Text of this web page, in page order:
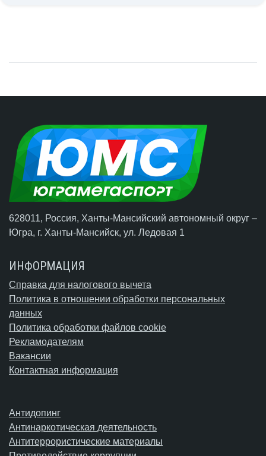
628011, Россия, Ханты-Мансийский автономный округ –
Югра, г. Ханты-Мансийск, ул. Ледовая 1
ИНФОРМАЦИЯ
Справка для налогового вычета
Политика в отношении обработки персональных
данных
Политика обработки файлов cookie
Рекламодателям
Вакансии
Контактная информация
Антидопинг
Антинаркотическая деятельность
Антитеррористические материалы